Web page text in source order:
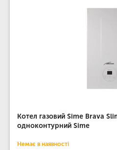
Котел газовий Sime Brava
одноконтурний Sime
Немає в наявності